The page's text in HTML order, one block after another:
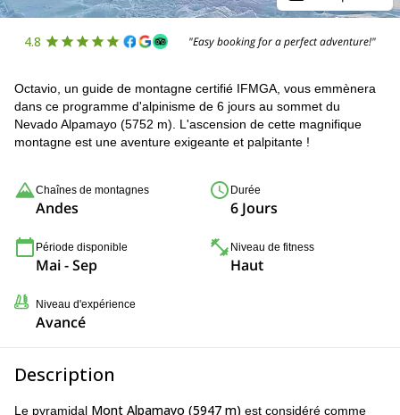
4.8 "Easy booking for a perfect adventure!"
Octavio, un guide de montagne certifié IFMGA, vous emmènera
dans ce programme d'alpinisme de 6 jours au sommet du
Nevado Alpamayo (5752 m). L'ascension de cette magnifique
montagne est une aventure exigeante et palpitante !
Chaînes de montagnes
Andes
Durée
6 Jours
Période disponible
Mai - Sep
Niveau de fitness
Haut
Niveau d'expérience
Avancé
Description
Le pyramidal Mont Alpamayo (5947 m) est considéré comme